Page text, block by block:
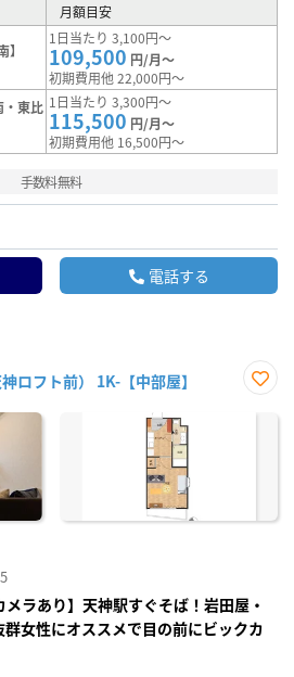
月額目安
1日当たり 3,100円～
109,500 円/月～
初期費用他 22,000円～
・東比 1日当たり 3,300円～
115,500 円/月～
初期費用他 16,500円～
手数料無料
電話する
ロフト前） 1K-【中部屋】
に入
メラあり】天神駅すぐそば！岩田屋・
女性にオススメで目の前にビックカ